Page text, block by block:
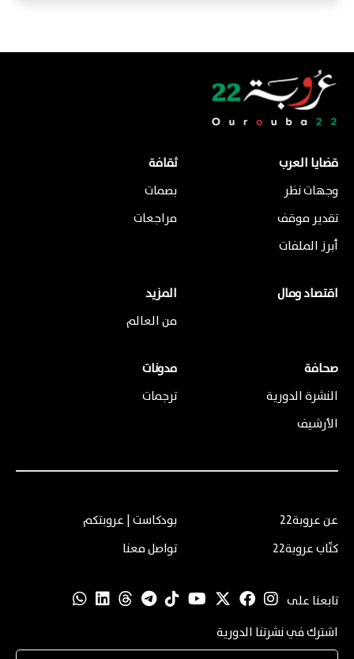
قضايا العرب
وجهات نظر
تقدير موقف
أبرز الملفات
ثقافة
بصمات
مراجعات
اقتصاد ومال
المزيد
من العالم
صحافة
النشرة الدورية
الأرشيف
مدونات
ترجمات
عن عروبة22
كتّاب عروبة22
بودكاست | عروبتكم
تواصل معنا
تابعنا على
اشترك في نشرتنا الدورية